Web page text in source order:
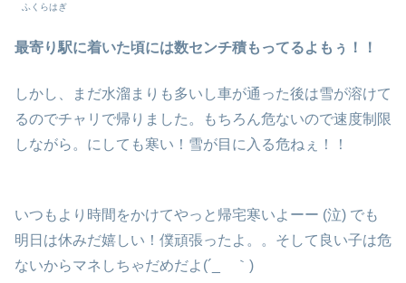
ふくらはぎ
最寄り駅に着いた頃には数センチ積もってるよもぅ！！
しかし、まだ水溜まりも多いし車が通った後は雪が溶けて
るのでチャリで帰りました。もちろん危ないので速度制限
しながら。にしても寒い！雪が目に入る危ねぇ！！
いつもより時間をかけてやっと帰宅寒いよーー (泣) でも
明日は休みだ嬉しい！僕頑張ったよ。。そして良い子は危
ないからマネしちゃだめだよ(´_ゝ｀)